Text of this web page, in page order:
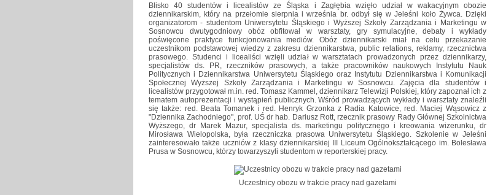
Blisko 40 studentów i licealistów ze Śląska i Zagłębia wzięło udział w wakacyjnym obozie
dziennikarskim, który na przełomie sierpnia i września br. odbył się w Jeleśni koło Żywca. Dzięki
organizatorom - studentom Uniwersytetu Śląskiego i Wyższej Szkoły Zarządzania i Marketingu w
Sosnowcu dwutygodniowy obóz obfitował w warsztaty, gry symulacyjne, debaty i wykłady
poświęcone praktyce funkcjonowania mediów. Obóz dziennikarski miał na celu przekazanie
uczestnikom podstawowej wiedzy z zakresu dziennikarstwa, public relations, reklamy, rzecznictwa
prasowego. Studenci i licealiści wzięli udział w warsztatach prowadzonych przez dziennikarzy,
specjalistów ds. PR, rzeczników prasowych, a także pracowników naukowych Instytutu Nauk
Politycznych i Dziennikarstwa Uniwersytetu Śląskiego oraz Instytutu Dziennikarstwa i Komunikacji
Społecznej Wyższej Szkoły Zarządzania i Marketingu w Sosnowcu. Zajęcia dla studentów i
licealistów przygotował m.in. red. Tomasz Kammel, dziennikarz Telewizji Polskiej, który zapoznał ich z
tematem autoprezentacji i wystąpień publicznych. Wśród prowadzących wykłady i warsztaty znaleźli
się także: red. Beata Tomanek i red. Henryk Grzonka z Radia Katowice, red. Maciej Wąsowicz z
"Dziennika Zachodniego", prof. UŚ dr hab. Dariusz Rott, rzecznik prasowy Rady Głównej Szkolnictwa
Wyższego, dr Marek Mazur, specjalista ds. marketingu politycznego i kreowania wizerunku, dr
Mirosława Wielopolska, była rzeczniczka prasowa Uniwersytetu Śląskiego. Szkolenie w Jeleśni
zainteresowało także uczniów z klasy dziennikarskiej III Liceum Ogólnokształcącego im. Bolesława
Prusa w Sosnowcu, którzy towarzyszyli studentom w reporterskiej pracy.
Uczestnicy obozu w trakcie pracy nad gazetami